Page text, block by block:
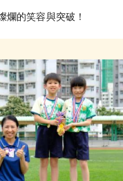
爛的笑容與突破！